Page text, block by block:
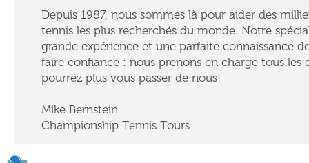
Depuis 1987, nous sommes là pour aider des
tennis les plus recherchés du monde. Notre
grande expérience et une parfaite connaissance
faire confiance : nous prenons en charge tous
pourrez plus vous passer de nous!
Mike Bernstein
Championship Tennis Tours